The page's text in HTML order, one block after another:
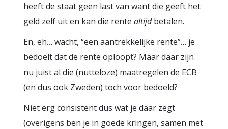
heeft de staat geen last van want die geeft het
geld zelf uit en kan die rente altijdbetalen.
En, eh… wacht, “een aantrekkelijke rente”… je
bedoelt dat de rente oploopt? Maar daar zijn
nu juist al die (nutteloze) maatregelen de ECB
(en dus ook Zweden) toch voor bedoeld?
Niet erg consistent dus wat je daar zegt
(overigens ben je in goede kringen, samen met